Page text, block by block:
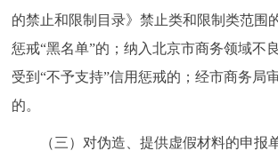
的禁止和限制目录》禁止类和限制类范围
惩戒“黑名单”的；纳入北京市商务领域不
受到“不予支持”信用惩戒的；经市商务局
的。
（三）对伪造、提供虚假材料的申报单